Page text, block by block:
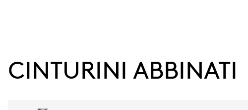
Riserva di carica
CINTURINI ABBINATI